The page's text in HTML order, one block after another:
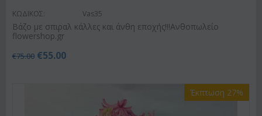
ΚΩΔΙΚΟΣ: Vas35
Βάζο με σπιραλ κάλλες και άνθη εποχής!!!Ανθοπωλείο
flowershop.gr
€75.00 €55.00
Έκπτωση 27%